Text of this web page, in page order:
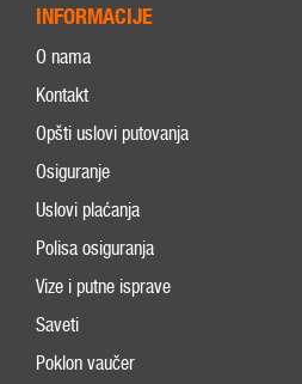
INFORMACIJE
O nama
Kontakt
Opšti uslovi putovanja
Osiguranje
Uslovi plaćanja
Polisa osiguranja
Vize i putne isprave
Saveti
Poklon vaučer